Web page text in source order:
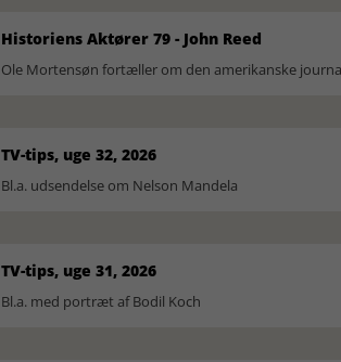
Historiens Aktører 79 - John Reed
Ole Mortensøn fortæller om den amerikanske
TV-tips, uge 32, 2026
Bl.a. udsendelse om Nelson Mandela
TV-tips, uge 31, 2026
Bl.a. med portræt af Bodil Koch